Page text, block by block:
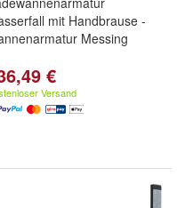
mit Handbrause -
Messing
€
Versand